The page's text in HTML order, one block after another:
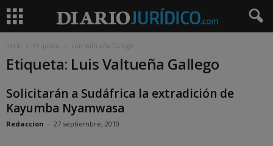
Inicio Etiquetas Luis Valtueña Gallego
Etiqueta: Luis Valtueña Gallego
Solicitarán a Sudáfrica la extradición de
Kayumba Nyamwasa
Redaccion - 27 septiembre, 2010